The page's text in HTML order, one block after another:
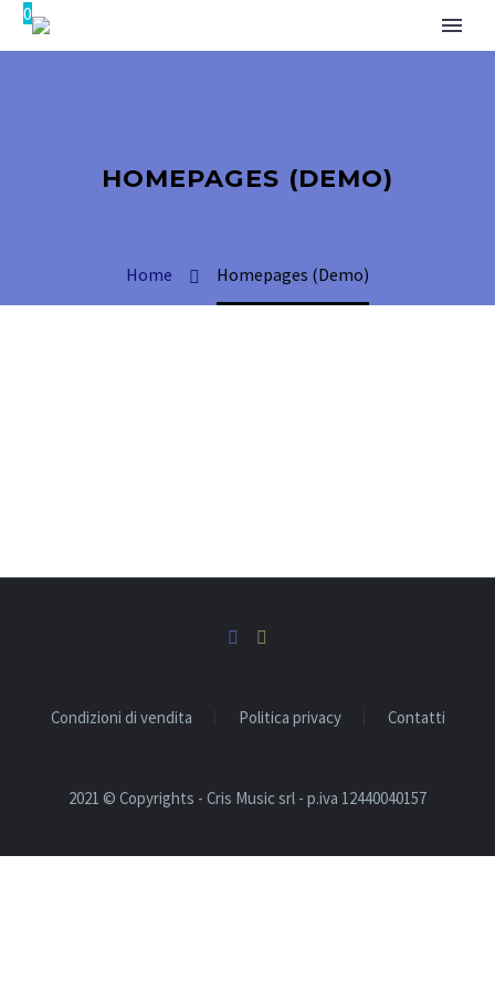
0
HOMEPAGES (DEMO)
Home Homepages (Demo)
Condizioni di vendita Politica privacy Contatti
2021 © Copyrights - Cris Music srl - p.iva 12440040157